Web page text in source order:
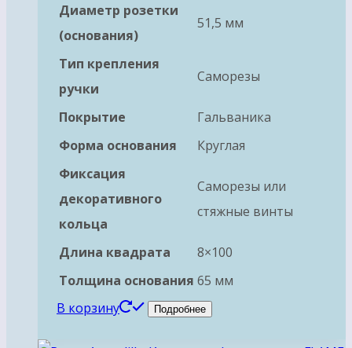
Диаметр розетки
(основания)
51,5 мм
Тип крепления
ручки
Саморезы
Покрытие
Гальваника
Форма основания
Круглая
Фиксация
декоративного
кольца
Саморезы или
стяжные винты
Длина квадрата
8×100
Толщина основания 65 мм
В корзину
Подробнее